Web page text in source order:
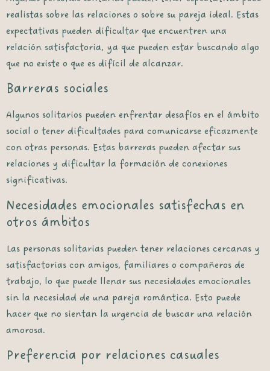
realistas sobre las relaciones o sobre su pareja ideal. Estas
expectativas pueden dificultar que encuentren una
relación satisfactoria, ya que pueden estar buscando algo
que no existe o que es difícil de alcanzar.
Barreras sociales
Algunos solitarios pueden enfrentar desafíos en el ámbito
social o tener dificultades para comunicarse eficazmente
con otras personas. Estas barreras pueden afectar sus
relaciones y dificultar la formación de conexiones
significativas.
Necesidades emocionales satisfechas en
otros ámbitos
Las personas solitarias pueden tener relaciones cercanas y
satisfactorias con amigos, familiares o compañeros de
trabajo, lo que puede llenar sus necesidades emocionales
sin la necesidad de una pareja romántica. Esto puede
hacer que no sientan la urgencia de buscar una relación
amorosa.
Preferencia por relaciones casuales